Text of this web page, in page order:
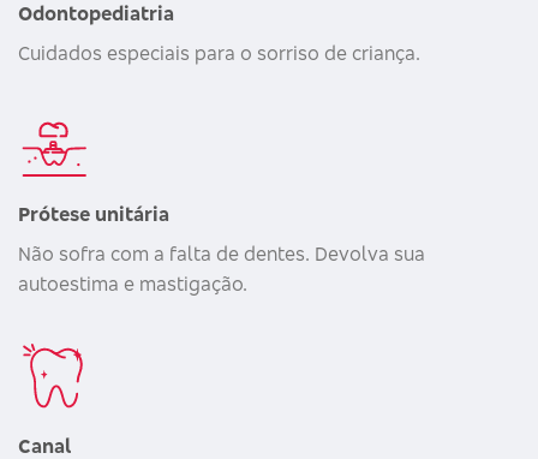
Odontopediatria
Cuidados especiais para o sorriso de criança.
Prótese unitária
Não sofra com a falta de dentes. Devolva sua
autoestima e mastigação.
Canal